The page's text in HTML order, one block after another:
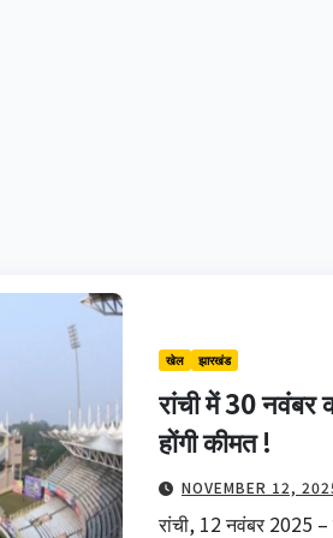
खेल झारखंड
रांची में 30 नवंबर
होंगी कीमत !
NOVEMBER 12,
रांची, 12 नवंबर 2025